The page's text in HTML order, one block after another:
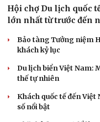
Hội chợ Du lịch quốc
lớn nhất từ trước đến
Bảo tàng Tưởng niệm
khách kỷ lục
Du lịch biển Việt Nam:
thế tự nhiên
Khách quốc tế đến
số nổi bật